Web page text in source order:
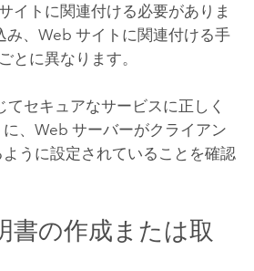
イトに関連付ける必要がありま
み、Web サイトに関連付ける手
とに異なります。
てセキュアなサービスに正しく
、Web サーバーがクライアン
ように設定されていることを確認
書の作成または取